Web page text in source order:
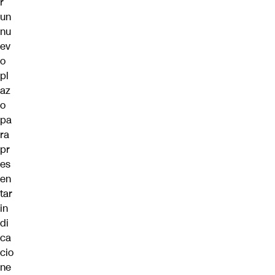
un
nu
ev
o
pl
az
o
pa
ra
pr
es
en
tar
in
di
ca
cio
ne